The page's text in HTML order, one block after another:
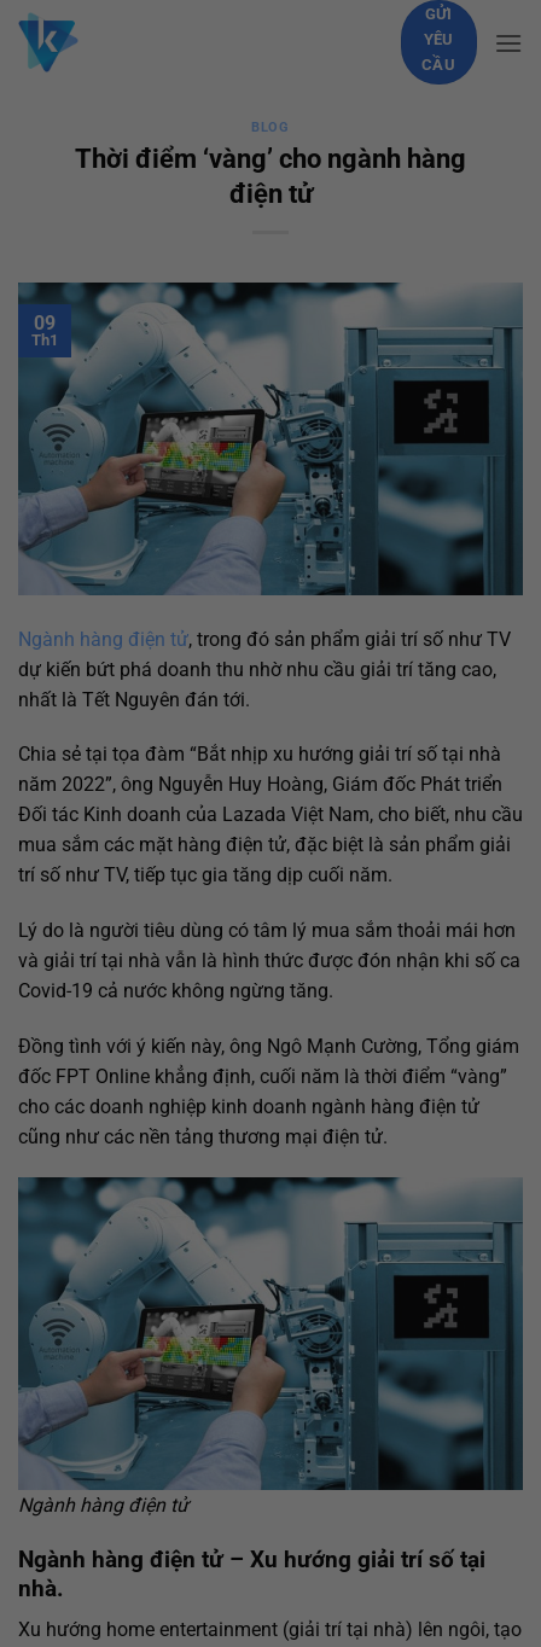
Skip
content
GỬI
YÊU
CẦU
BLOG
Thời điểm ‘vàng’ cho ngành hàng
điện tử
09
Th1
Ngành hàng điện tử, trong đó sản phẩm giải trí số như TV
dự kiến bứt phá doanh thu nhờ nhu cầu giải trí tăng cao,
nhất là Tết Nguyên đán tới.
Chia sẻ tại tọa đàm “Bắt nhịp xu hướng giải trí số tại nhà
năm 2022”, ông Nguyễn Huy Hoàng, Giám đốc Phát triển
Đối tác Kinh doanh của Lazada Việt Nam, cho biết, nhu cầu
mua sắm các mặt hàng điện tử, đặc biệt là sản phẩm giải
trí số như TV, tiếp tục gia tăng dịp cuối năm.
Lý do là người tiêu dùng có tâm lý mua sắm thoải mái hơn
và giải trí tại nhà vẫn là hình thức được đón nhận khi số ca
Covid-19 cả nước không ngừng tăng.
Đồng tình với ý kiến này, ông Ngô Mạnh Cường, Tổng giám
đốc FPT Online khẳng định, cuối năm là thời điểm “vàng”
cho các doanh nghiệp kinh doanh ngành hàng điện tử
cũng như các nền tảng thương mại điện tử.
Ngành hàng điện tử
Ngành hàng điện tử – Xu hướng giải trí số tại
nhà.
Xu hướng home entertainment (giải trí tại nhà) lên ngôi, tạo